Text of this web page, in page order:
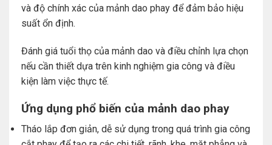
và độ chính xác của mảnh dao phay để đảm bảo hiệu
suất ổn định.
Đánh giá tuổi thọ của mảnh dao và điều chỉnh lựa chọn
nếu cần thiết dựa trên kinh nghiệm gia công và điều
kiện làm việc thực tế.
Ứng dụng phổ biến của mảnh dao phay
Tháo lắp đơn giản, dễ sử dụng trong quá trình gia công